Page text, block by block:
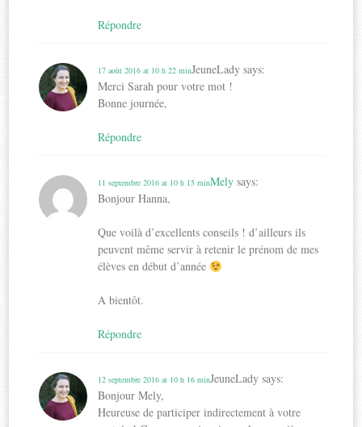
Répondre
JeuneLady says:
17 août 2016 at 10 h 22 min
Merci Sarah pour votre mot !
Bonne journée,
Répondre
Mely says:
11 septembre 2016 at 10 h 15 min
Bonjour Hanna,
Que voilà d’excellents conseils ! d’ailleurs ils
peuvent même servir à retenir le prénom de mes
élèves en début d’année
A bientôt.
Répondre
JeuneLady says:
12 septembre 2016 at 10 h 16 min
Bonjour Mely,
Heureuse de participer indirectement à votre